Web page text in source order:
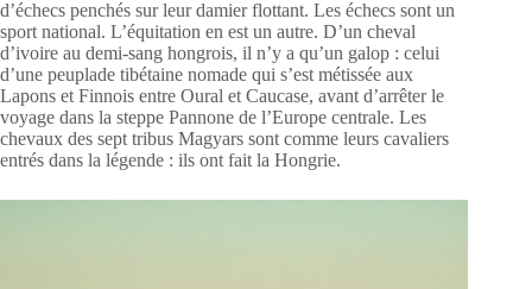
d’échecs penchés sur leur damier flottant. Les échecs sont un
sport national. L’équitation en est un autre. D’un cheval
d’ivoire au demi-sang hongrois, il n’y a qu’un galop : celui
d’une peuplade tibétaine nomade qui s’est métissée aux
Lapons et Finnois entre Oural et Caucase, avant d’arrêter le
voyage dans la steppe Pannone de l’Europe centrale. Les
chevaux des sept tribus Magyars sont comme leurs cavaliers
entrés dans la légende : ils ont fait la Hongrie.